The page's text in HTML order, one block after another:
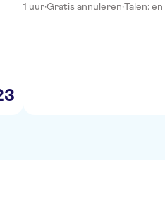
1 uur·Gratis annuleren·Talen: en